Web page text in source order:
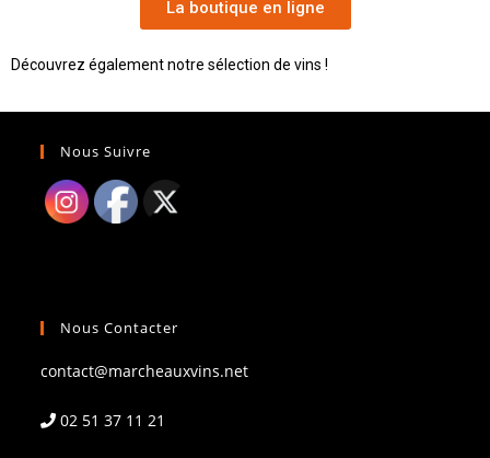
La boutique en ligne
Découvrez également notre sélection de vins !
Nous Suivre
Nous Contacter
contact@marcheauxvins.net
02 51 37 11 21